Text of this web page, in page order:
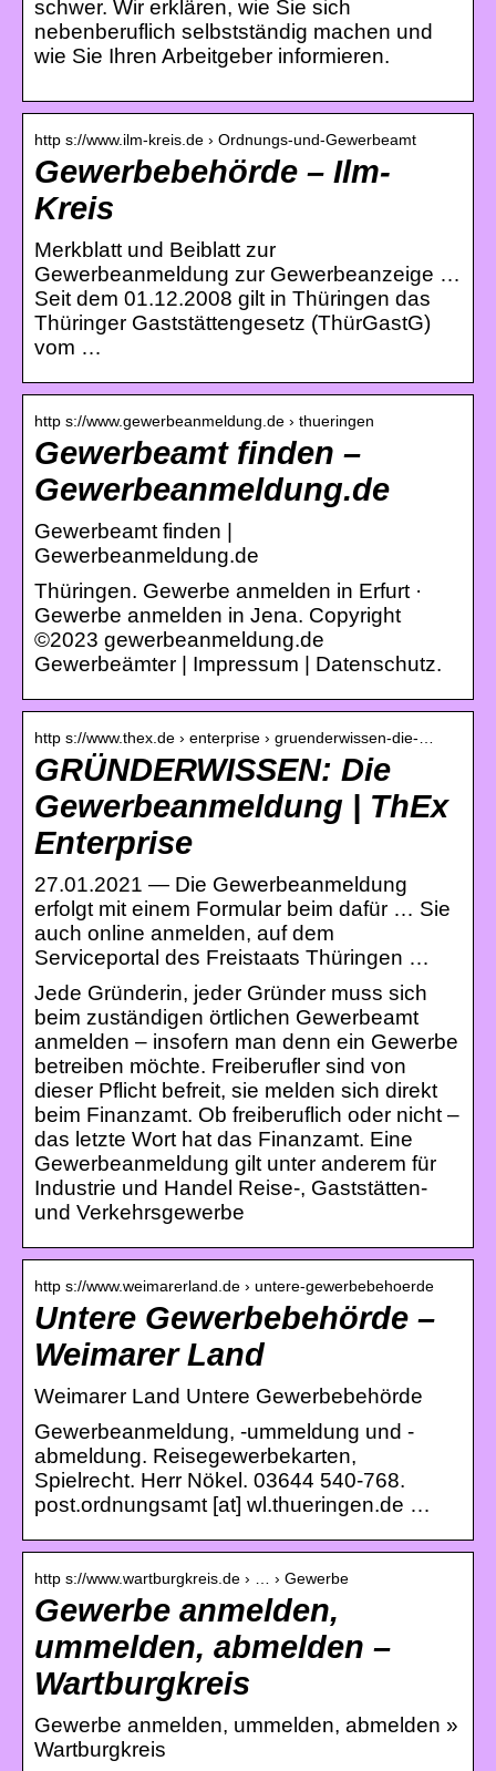
schwer. Wir erklären, wie Sie sich
nebenberuflich selbstständig machen und
wie Sie Ihren Arbeitgeber informieren.
http s://www.ilm-kreis.de › Ordnungs-und-Gewerbeamt
Gewerbebehörde – Ilm-
Kreis
Merkblatt und Beiblatt zur
Gewerbeanmeldung zur Gewerbeanzeige …
Seit dem 01.12.2008 gilt in Thüringen das
Thüringer Gaststättengesetz (ThürGastG)
vom …
http s://www.gewerbeanmeldung.de › thueringen
Gewerbeamt finden –
Gewerbeanmeldung.de
Gewerbeamt finden |
Gewerbeanmeldung.de
Thüringen. Gewerbe anmelden in Erfurt ·
Gewerbe anmelden in Jena. Copyright
©2023 gewerbeanmeldung.de
Gewerbeämter | Impressum | Datenschutz.
http s://www.thex.de › enterprise › gruenderwissen-die-…
GRÜNDERWISSEN: Die
Gewerbeanmeldung | ThEx
Enterprise
27.01.2021 — Die Gewerbeanmeldung
erfolgt mit einem Formular beim dafür … Sie
auch online anmelden, auf dem
Serviceportal des Freistaats Thüringen …
Jede Gründerin, jeder Gründer muss sich
beim zuständigen örtlichen Gewerbeamt
anmelden – insofern man denn ein Gewerbe
betreiben möchte. Freiberufler sind von
dieser Pflicht befreit, sie melden sich direkt
beim Finanzamt. Ob freiberuflich oder nicht –
das letzte Wort hat das Finanzamt. Eine
Gewerbeanmeldung gilt unter anderem für
Industrie und Handel Reise-, Gaststätten-
und Verkehrsgewerbe
http s://www.weimarerland.de › untere-gewerbebehoerde
Untere Gewerbebehörde –
Weimarer Land
Weimarer Land Untere Gewerbebehörde
Gewerbeanmeldung, -ummeldung und -
abmeldung. Reisegewerbekarten,
Spielrecht. Herr Nökel. 03644 540-768.
post.ordnungsamt [at] wl.thueringen.de …
http s://www.wartburgkreis.de › … › Gewerbe
Gewerbe anmelden,
ummelden, abmelden –
Wartburgkreis
Gewerbe anmelden, ummelden, abmelden »
Wartburgkreis